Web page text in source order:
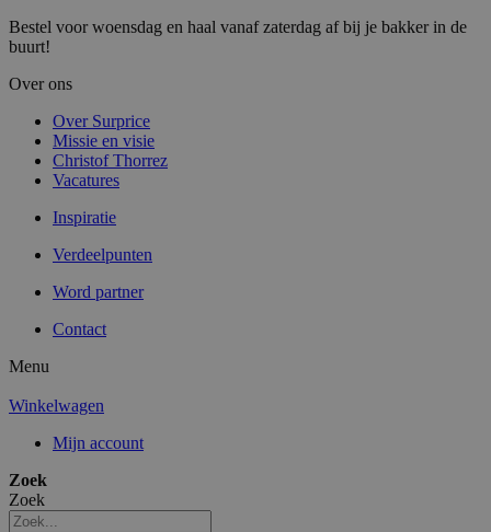
Bestel voor woensdag en haal vanaf zaterdag af bij je bakker in de
buurt!
Over ons
Over Surprice
Missie en visie
Christof Thorrez
Vacatures
Inspiratie
Verdeelpunten
Word partner
Contact
Menu
Winkelwagen
Mijn account
Zoek
Zoek